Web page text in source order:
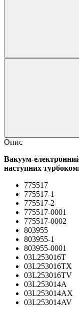
Опис
Вакуум-
наступних
775517
775517-1
775517-2
775517-0001
775517-0002
803955
803955-1
803955-0001
03L253016T
03L253016TX
03L253016TV
03L253014A
03L253014AX
03L253014AV